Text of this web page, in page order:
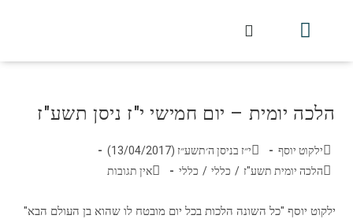
הלכה יומית – יום חמישי י"ז ניסן תשע"ז
ילקוט יוסף
י״ז בניסן ה׳תשע״ז (13/04/2017)
הלכה יומית תשע"ז / כללי / כללי אין תגובות
ילקוט יוסף "כל השונה הלכות בכל יום מובטח לו שהוא בן העולם הבא"